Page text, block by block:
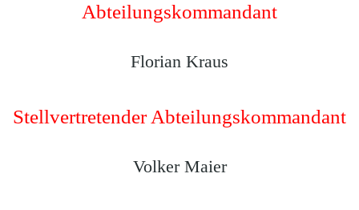
Abteilungskommandant
Florian Kraus
Stellvertretender Abteilungskommandant
Volker Maier